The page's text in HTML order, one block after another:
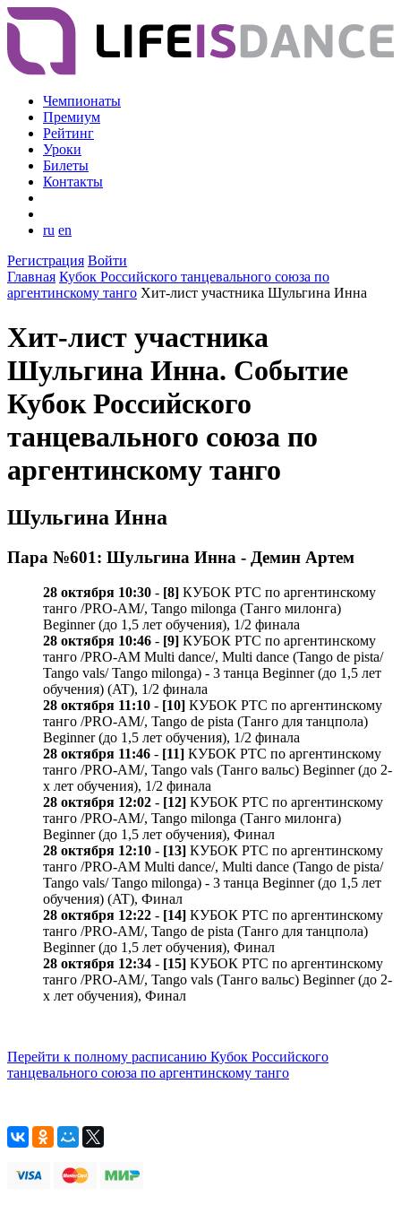
Чемпионаты
Премиум
Рейтинг
Уроки
Билеты
Контакты
ru en
Регистрация Войти
Главная Кубок Российского танцевального союза по
аргентинскому танго Хит-лист участника Шульгина Инна
Хит-лист участника
Шульгина Инна. Событие
Кубок Российского
танцевального союза по
аргентинскому танго
Шульгина Инна
Пара №601: Шульгина Инна - Демин Артем
28 октября 10:30 - [8] КУБОК РТС по аргентинскому
танго /PRO-AM/, Tango milonga (Танго милонга)
Beginner (до 1,5 лет обучения), 1/2 финала
28 октября 10:46 - [9] КУБОК РТС по аргентинскому
танго /PRO-AM Multi dance/, Multi dance (Tango de pista/
Tango vals/ Tango milonga) - 3 танца Beginner (до 1,5 лет
обучения) (AT), 1/2 финала
28 октября 11:10 - [10] КУБОК РТС по аргентинскому
танго /PRO-AM/, Tango de pista (Танго для танцпола)
Beginner (до 1,5 лет обучения), 1/2 финала
28 октября 11:46 - [11] КУБОК РТС по аргентинскому
танго /PRO-AM/, Tango vals (Танго вальс) Beginner (до 2-
х лет обучения), 1/2 финала
28 октября 12:02 - [12] КУБОК РТС по аргентинскому
танго /PRO-AM/, Tango milonga (Танго милонга)
Beginner (до 1,5 лет обучения), Финал
28 октября 12:10 - [13] КУБОК РТС по аргентинскому
танго /PRO-AM Multi dance/, Multi dance (Tango de pista/
Tango vals/ Tango milonga) - 3 танца Beginner (до 1,5 лет
обучения) (AT), Финал
28 октября 12:22 - [14] КУБОК РТС по аргентинскому
танго /PRO-AM/, Tango de pista (Танго для танцпола)
Beginner (до 1,5 лет обучения), Финал
28 октября 12:34 - [15] КУБОК РТС по аргентинскому
танго /PRO-AM/, Tango vals (Танго вальс) Beginner (до 2-
х лет обучения), Финал
Перейти к полному расписанию Кубок Российского
танцевального союза по аргентинскому танго